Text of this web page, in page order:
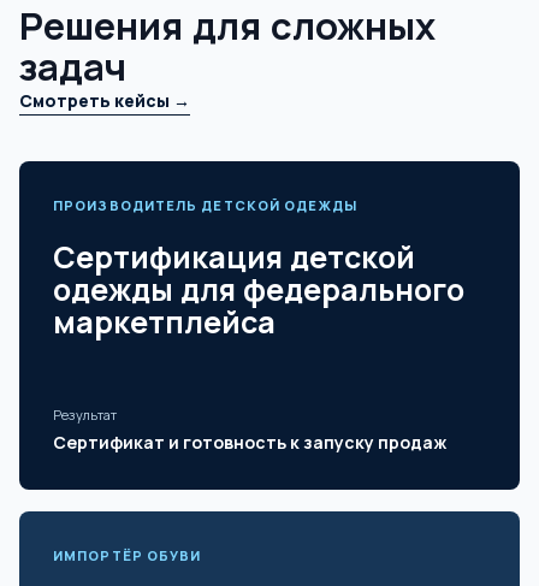
Решения для сложных
задач
Смотреть кейсы →
ПРОИЗВОДИТЕЛЬ ДЕТСКОЙ ОДЕЖДЫ
Сертификация детской
одежды для федерального
маркетплейса
Результат
Сертификат и готовность к запуску продаж
ИМПОРТЁР ОБУВИ